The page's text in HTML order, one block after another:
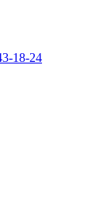
18-24